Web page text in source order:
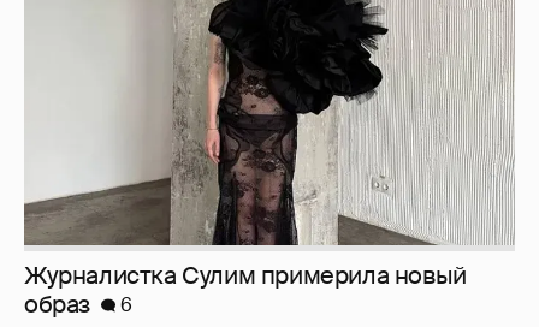
Журналистка Сулим примерила новый
образ
6